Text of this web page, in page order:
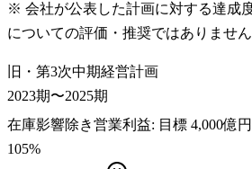
※ 会社が公表した計画に対する達成
についての評価・推奨ではありません
旧・第3次中期経営計画
2023期〜2025期
在庫影響除き営業利益: 目標 4,000億円
105%